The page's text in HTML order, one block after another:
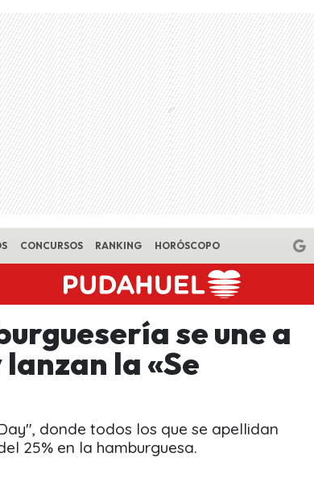
CONCURSOS RANKING HORÓSCOPO
se une a
la «Se
donde todos los que se apellidan
25% en la hamburguesa.